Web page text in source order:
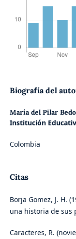
Biografía del
María del Pilar
Institución
Colombia
Citas
Borja Gomez, J. H.
una historia de sus
Caracteres, R.